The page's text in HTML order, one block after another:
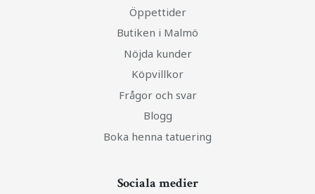
Öppettider
Butiken i Malmö
Nöjda kunder
Köpvillkor
Frågor och svar
Blogg
Boka henna tatuering
Sociala medier